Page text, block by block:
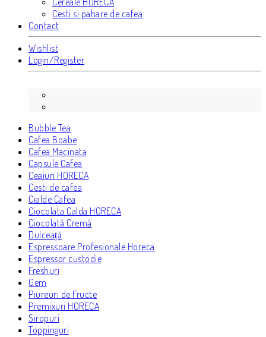
Cesti si pahare de cafea
Contact
Wishlist
Login/Register
Bubble Tea
Cafea Boabe
Cafea Macinata
Capsule Cafea
Ceaiuri HORECA
Cesti de cafea
Cialde Cafea
Ciocolata Calda HORECA
Ciocolată Cremă
Dulceață
Espressoare Profesionale Horeca
Espressor custodie
Freshuri
Gem
Piureuri de Fructe
Premixuri HORECA
Siropuri
Toppinguri